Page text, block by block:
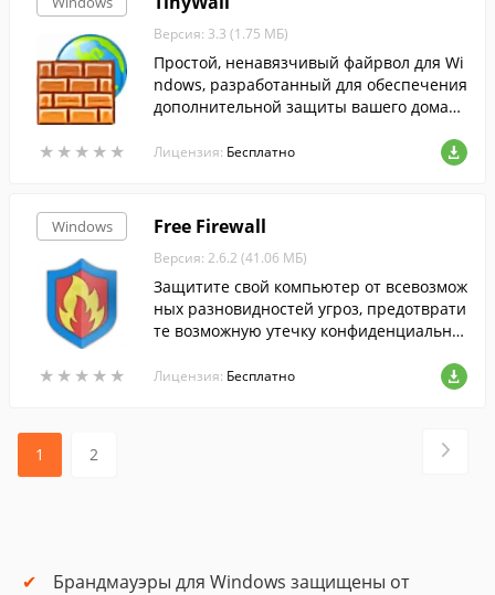
★ ★ ★ ★ ★
★ ★ ★ ★ ★
Версия: 3.3 (1.75 МБ)
Простой, ненавязчивый файрвол для Wi
ndows, разработанный для обеспечения
дополнительной защиты вашего домаш
Лицензия: Бесплатно
Windows
★ ★ ★ ★ ★
★ ★ ★ ★ ★
Free Firewall
Версия: 2.6.2 (41.06 МБ)
Защитите свой компьютер от всевозмож
ных разновидностей угроз, предотврати
те возможную утечку конфиденциальны
Лицензия: Бесплатно
1 2
Брандмауэры для Windows защищены от